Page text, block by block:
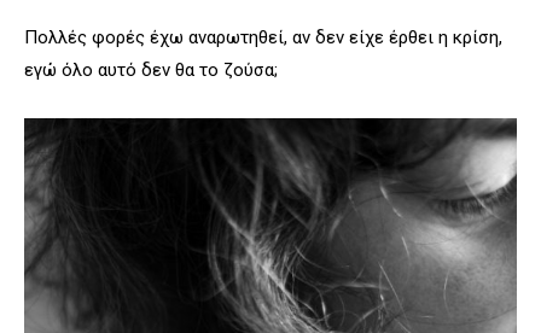
Πολλές φορές έχω αναρωτηθεί, αν δεν είχε έρθει η κρίση,
εγώ όλο αυτό δεν θα το ζούσα;